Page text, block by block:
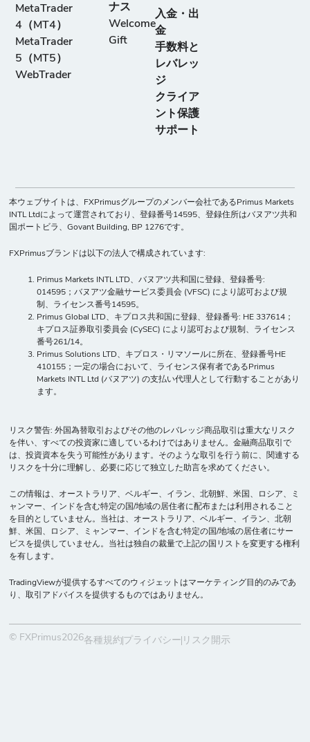
MetaTrader
4（MT4）
MetaTrader
5（MT5）
WebTrader
ナス
Welcome
Gift
入金・出
金
手数料と
レバレッ
ジ
クライア
ント保護
サポート
本ウェブサイトは、FXPrimusグループのメンバー会社であるPrimus Markets
INTL Ltdによって運営されており、登録番号14595、登録住所はバヌアツ共和
国ポートビラ、Govant Building, BP 1276です。
FXPrimusブランドは以下の法人で構成されています:
Primus Markets INTL LTD、バヌアツ共和国に登録、登録番号:
014595；バヌアツ金融サービス委員会 (VFSC) により認可および規
制、ライセンス番号14595。
Primus Global LTD、キプロス共和国に登録、登録番号: HE 337614；
キプロス証券取引委員会 (CySEC) により認可および規制、ライセンス
番号261/14。
Primus Solutions LTD、キプロス・リマソールに所在、登録番号HE
410155；一定の場合において、ライセンス保有者であるPrimus
Markets INTL Ltd (バヌアツ) の支払い代理人として行動することがあり
ます。
リスク警告: 外国為替取引およびその他のレバレッジ商品取引は重大なリスク
を伴い、すべての投資家に適しているわけではありません。金融商品取引で
は、投資資本を失う可能性があります。そのような取引を行う前に、関連する
リスクを十分に理解し、必要に応じて独立した助言を求めてください。
この情報は、オーストラリア、ベルギー、イラン、北朝鮮、米国、ロシア、ミ
ャンマー、インドを含む特定の国/地域の居住者に配布または利用されること
を目的としていません。当社は、オーストラリア、ベルギー、イラン、北朝
鮮、米国、ロシア、ミャンマー、インドを含む特定の国/地域の居住者にサー
ビスを提供していません。当社は独自の裁量で上記の国リストを変更する権利
を有します。
TradingViewが提供するすべてのウィジェットはマーケティング目的のみであ
り、取引アドバイスを提供するものではありません。
© FXPrimus2026各種規約 プライバシー リスク開示